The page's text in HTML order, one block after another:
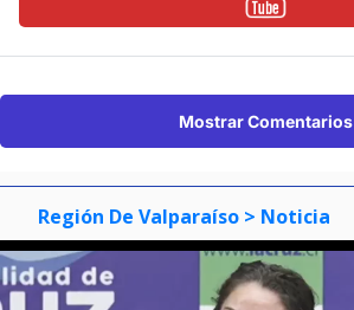
Mostrar Comentarios
Región De Valparaíso > Noticia